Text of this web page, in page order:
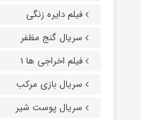
فیلم دایره زنگی
سریال گنج مظفر
فیلم اخراجی ها ۱
سریال بازی مرکب
سریال پوست شیر